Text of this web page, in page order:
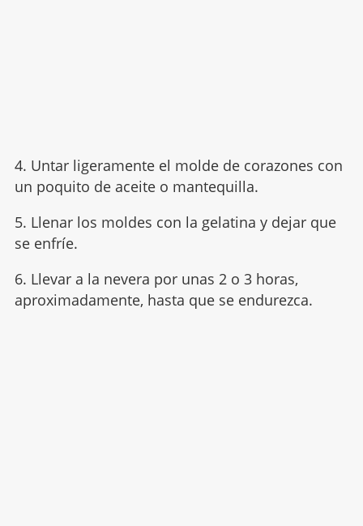
4. Untar ligeramente el molde de corazones con
un poquito de aceite o mantequilla.
5. Llenar los moldes con la gelatina y dejar que
se enfríe.
6. Llevar a la nevera por unas 2 o 3 horas,
aproximadamente, hasta que se endurezca.